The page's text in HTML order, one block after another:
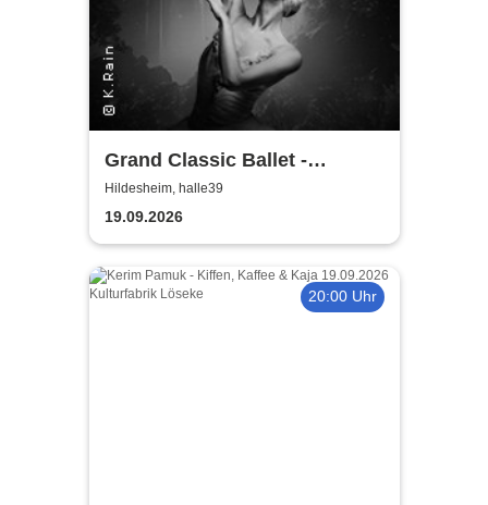
Grand Classic Ballet -
Schwanensee - Jenseits der
Bühne mit live Streichquartett
Hildesheim, halle39
19.09.2026
20:00 Uhr